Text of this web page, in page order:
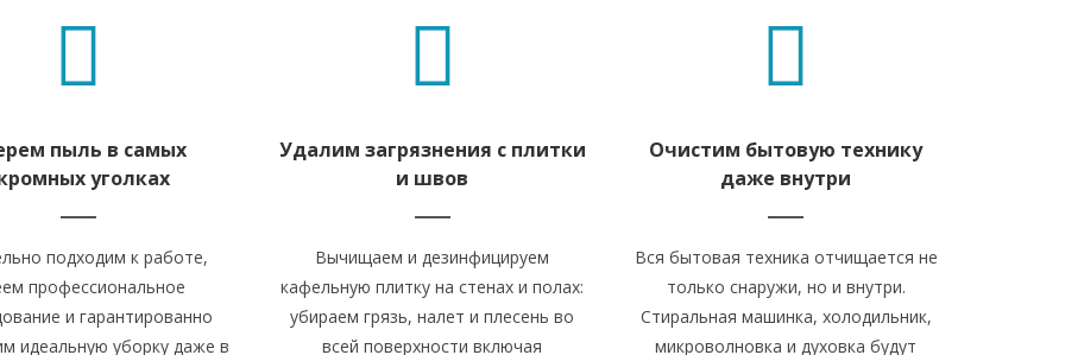
пыль в самых
уголках
подходим к работе,
профессиональное
и гарантированно
идеальную уборку даже в
Удалим загрязнения с плитки
и швов
Вычищаем и дезинфицируем
кафельную плитку на стенах и полах:
убираем грязь, налет и плесень во
всей поверхности включая
Очистим бытовую технику
даже внутри
Вся бытовая техника отчищается не
только снаружи, но и внутри.
Стиральная машинка, холодильник,
микроволновка и духовка будут